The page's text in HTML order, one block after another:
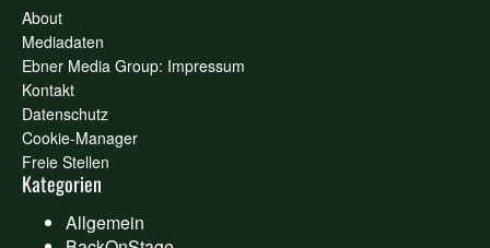
About
Mediadaten
Ebner Media Group: Impressum
Kontakt
Datenschutz
Cookie-Manager
Freie Stellen
Kategorien
Allgemein